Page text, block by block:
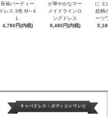
長袖パーティー
ドレス 3色 M～4
L
4,780円(内税)
が華やかなマー
メイドラインロ
ングドレス
8,480円(内税)
に エ
総柄
ーツ